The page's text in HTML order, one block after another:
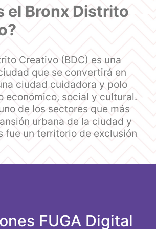
el Bronx Distrito
Creativo (BDC) es una
que se convertirá en
ciudad cuidadora y polo
económico, social y cultural.
de los sectores que más
urbana de la ciudad y
fue un territorio de exclusión
FUGA